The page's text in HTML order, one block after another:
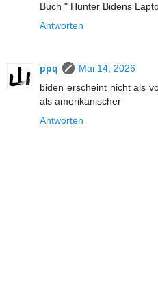
Buch " Hunter Bidens
Antworten
ppq
Mai 14, 2026
biden erscheint nicht als
als amerikanischer
Antworten